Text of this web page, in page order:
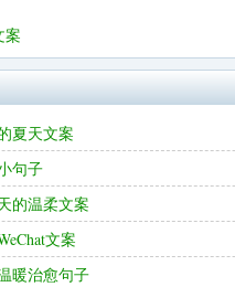
案
夏天文案
句子
的温柔文案
文案
暖治愈句子